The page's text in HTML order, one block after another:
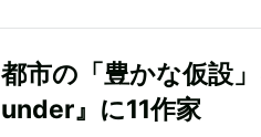
都市の「豊かな仮設
under』に11作家